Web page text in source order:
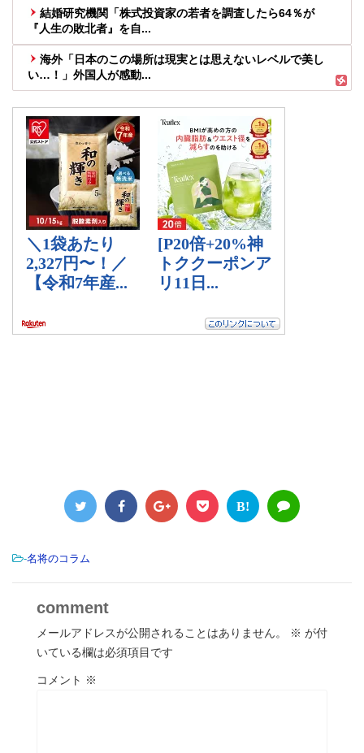
結婚研究機関「株式投資家の若者を調査したら64％が
『人生の敗北者』を自...
海外「日本のこの場所は現実とは思えないレベルで美し
い…！」外国人が感動...
B!
-名将のコラム
comment
メールアドレスが公開されることはありません。 ※ が付
いている欄は必須項目です
コメント ※